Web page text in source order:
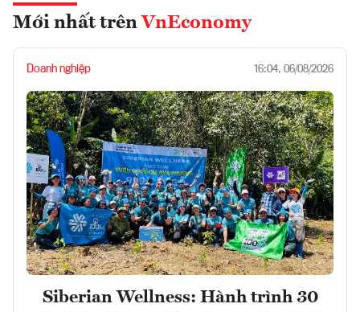
Mới nhất trên VnEconomy
Doanh nghiệp 16:04, 06/08/2026
Siberian Wellness: Hành trình 30